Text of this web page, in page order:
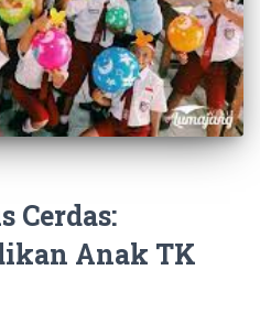
Cerdas:
Anak TK